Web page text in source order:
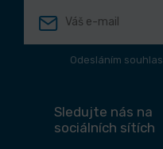
Odesláním
Sledujte nás na
sociálních sítích